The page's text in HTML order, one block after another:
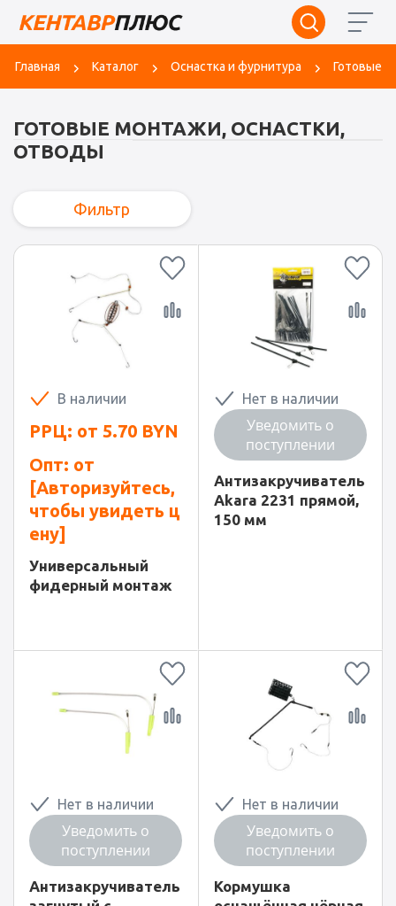
Главная Каталог Оснастка и фурнитура Готовые
ГОТОВЫЕ МОНТАЖИ, ОСНАСТКИ,
ОТВОДЫ
Фильтр
В наличии
РРЦ: от 5.70 BYN
Опт: от
[Авторизуйтесь,
чтобы увидеть ц
ену]
Универсальный
фидерный монтаж
Нет в наличии
Уведомить о
поступлении
Антизакручиватель
Akara 2231 прямой,
150 мм
Нет в наличии
Уведомить о
поступлении
Антизакручиватель
Нет в наличии
Уведомить о
поступлении
Кормушка